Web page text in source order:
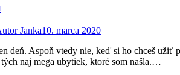
Janka10. marca 2020
deň. Aspoň vtedy nie, keď si ho chceš
naj mega ubytiek, ktoré som našla.…